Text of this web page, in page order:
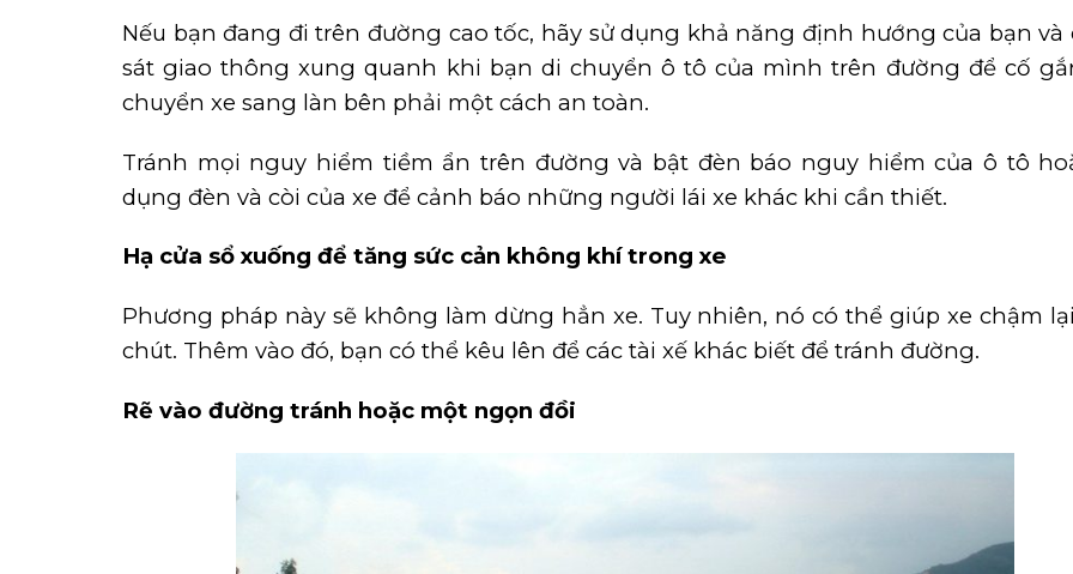
Nếu bạn đang đi trên đường cao tốc, hãy sử dụng khả năng định hướng của bạn và
sát giao thông xung quanh khi bạn di chuyển ô tô của mình trên đường để cố
chuyển xe sang làn bên phải một cách an toàn.
Tránh mọi nguy hiểm tiềm ẩn trên đường và bật đèn báo nguy hiểm của ô tô
dụng đèn và còi của xe để cảnh báo những người lái xe khác khi cần thiết.
Hạ cửa sổ xuống để tăng sức cản không khí trong xe
Phương pháp này sẽ không làm dừng hẳn xe. Tuy nhiên, nó có thể giúp xe chậm
chút. Thêm vào đó, bạn có thể kêu lên để các tài xế khác biết để tránh đường.
Rẽ vào đường tránh hoặc một ngọn đồi